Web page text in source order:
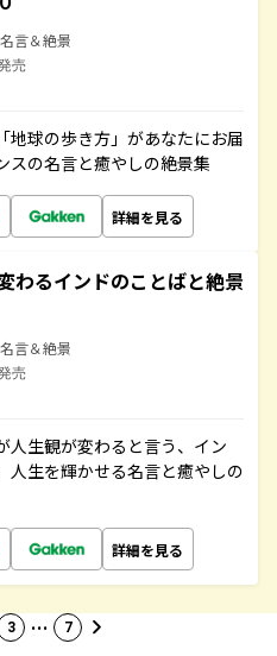
言＆絶景
売
地球の歩き方」があなたにお届
スの名言と癒やしの絶景集
詳細を見る
わるインドのことばと絶景
言＆絶景
売
人生観が変わると言う、イン
人生を輝かせる名言と癒やしの
詳細を見る
3 … 7